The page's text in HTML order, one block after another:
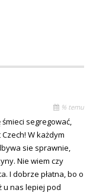
% temu
segregować,
W każdym
sie sprawnie,
Nie wiem czy
I dobrze płatna, bo o
u nas lepiej pod